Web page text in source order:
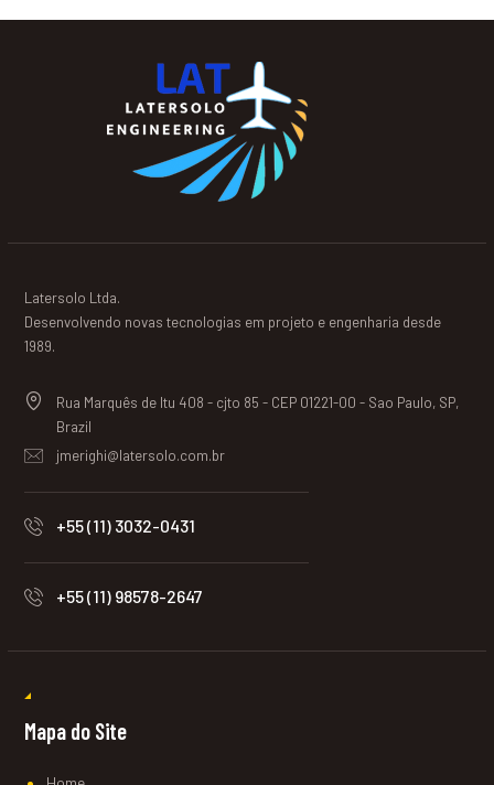
Latersolo Ltda.
Desenvolvendo novas tecnologias em projeto e engenharia desde
1989.
Rua Marquês de Itu 408 - cjto 85 - CEP 01221-00 - Sao Paulo, SP,
Brazil
jmerighi@latersolo.com.br
+55 (11) 3032-0431
+55 (11) 98578-2647
Mapa do Site